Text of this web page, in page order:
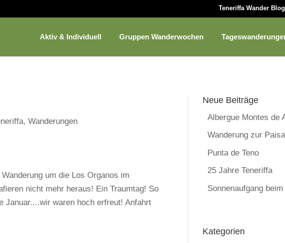
Teneriffa Wander Blog
Aktiv & Individuell Gruppen Wanderwochen
,Wanderungen
um die Los Organos im
nicht mehr heraus! Ein Traumtag! So
waren hoch erfreut! Anfahrt
Neue Beiträge
Albergue Montes de
Wanderung zur
Punta de Teno
25 Jahre Teneriffa
Sonnenaufgang beim
Kategorien